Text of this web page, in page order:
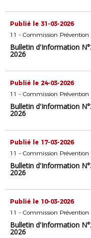
Publié le 31-03-2026
11 - Commission Prévention
Bulletin d'Information
2026
Publié le 24-03-2026
11 - Commission Prévention
Bulletin d'Information
2026
Publié le 17-03-2026
11 - Commission Prévention
Bulletin d'Information
2026
Publié le 10-03-2026
11 - Commission Prévention
Bulletin d'Information
2026